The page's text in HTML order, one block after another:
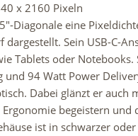
x 2160 Pixeln
Diagonale eine
dargestellt. Sein USB-C-
Tablets oder
und 94 Watt Power
Dabei glänzt er auch
begeistern
ist in schwarzer